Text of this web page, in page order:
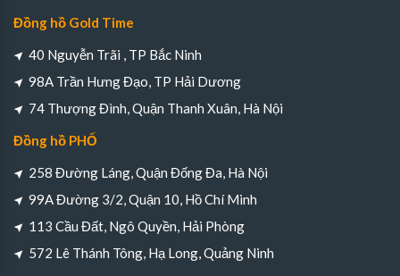
Đồng hồ Gold Time
40 Nguyễn Trãi , TP Bắc Ninh
98A Trần Hưng Đạo, TP Hải Dương
74 Thượng Đình, Quận Thanh Xuân, Hà Nội
Đồng hồ PHỐ
258 Đường Láng, Quận Đống Đa, Hà Nội
99A Đường 3/2, Quận 10, Hồ Chí Minh
113 Cầu Đất, Ngô Quyền, Hải Phòng
572 Lê Thánh Tông, Hạ Long, Quảng Ninh